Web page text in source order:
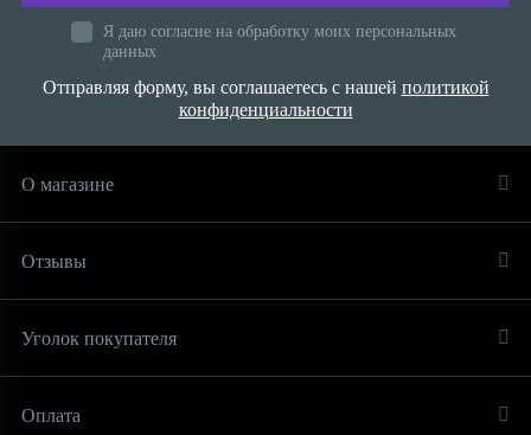
Я даю согласие на обработку моих персональных
данных
Отправляя форму, вы соглашаетесь с нашей политикой
конфиденциальности
О магазине
Отзывы
Уголок покупателя
Оплата